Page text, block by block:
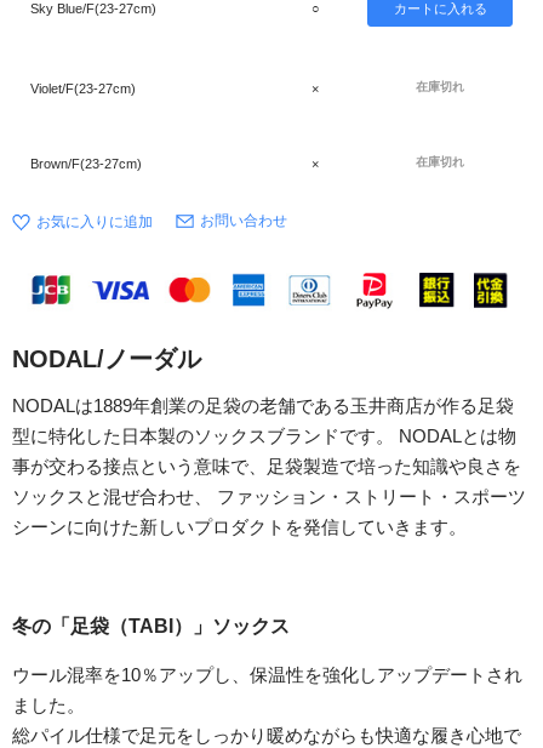
Sky Blue/F(23-27cm) ○
Violet/F(23-27cm) × 在庫切れ
Brown/F(23-27cm) × 在庫切れ
お問い合わせ
NODAL/ノーダル
NODALは1889年創業の足袋の老舗である玉井商店が作る足袋
型に特化した日本製のソックスブランドです。 NODALとは物
事が交わる接点という意味で、足袋製造で培った知識や良さを
ソックスと混ぜ合わせ、 ファッション・ストリート・スポーツ
シーンに向けた新しいプロダクトを発信していきます。
冬の「足袋（TABI）」ソックス
ウール混率を10％アップし、保温性を強化しアップデートされ
ました。
総パイル仕様で足元をしっかり暖めながらも快適な履き心地で